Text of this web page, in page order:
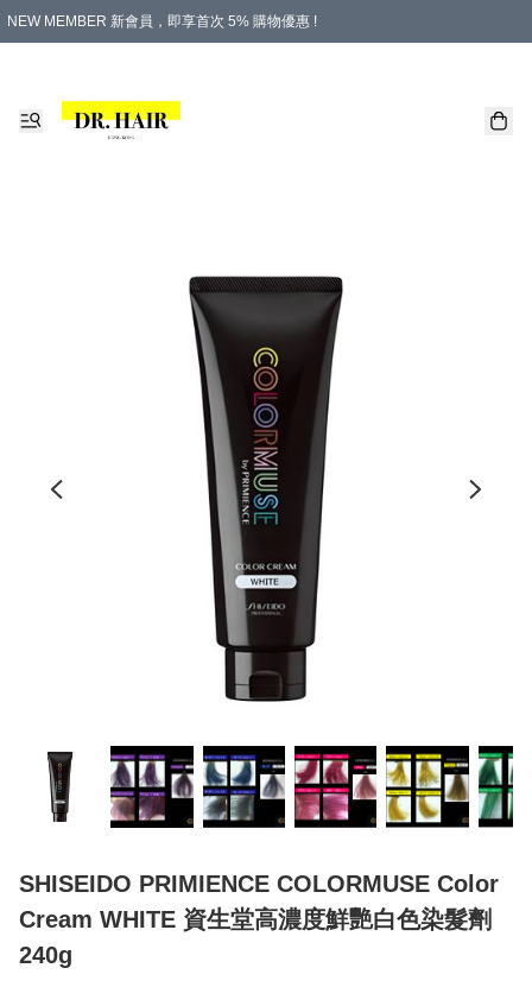
NEW MEMBER 新會員，即享首次 5% 購物優惠 !
SHISEIDO PRIMIENCE COLORMUSE Color
Cream WHITE 資生堂高濃度鮮艷白色染髮劑
240g